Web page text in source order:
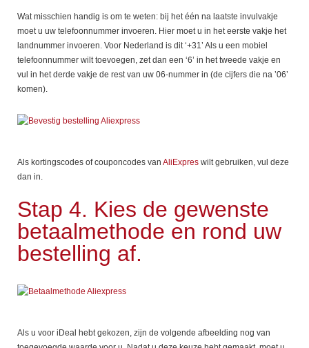
Wat misschien handig is om te weten: bij het één na laatste invulvakje
moet u uw telefoonnummer invoeren. Hier moet u in het eerste vakje het
landnummer invoeren. Voor Nederland is dit ‘+31’ Als u een mobiel
telefoonnummer wilt toevoegen, zet dan een ‘6’ in het tweede vakje en
vul in het derde vakje de rest van uw 06-nummer in (de cijfers die na ’06’
komen).
Als kortingscodes of couponcodes van AliExpres wilt gebruiken, vul deze
dan in.
Stap 4. Kies de gewenste
betaalmethode en rond uw
bestelling af.
Als u voor iDeal hebt gekozen, zijn de volgende afbeelding nog van